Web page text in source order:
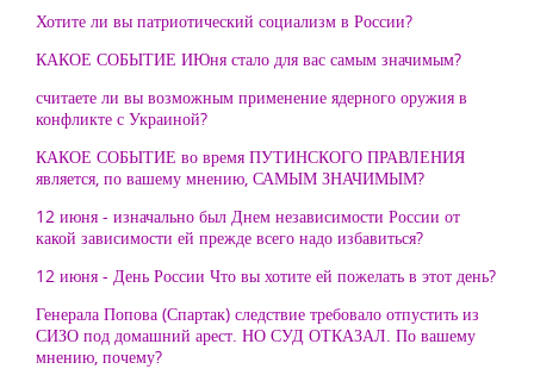
Хотите ли вы патриотический социализм в России?
КАКОЕ СОБЫТИЕ ИЮня стало для вас самым значимым?
считаете ли вы возможным применение ядерного оружия в
конфликте с Украиной?
КАКОЕ СОБЫТИЕ во время ПУТИНСКОГО ПРАВЛЕНИЯ
является, по вашему мнению, САМЫМ ЗНАЧИМЫМ?
12 июня - изначально был Днем независимости России от
какой зависимости ей прежде всего надо избавиться?
12 июня - День России Что вы хотите ей пожелать в этот день?
Генерала Попова (Спартак) следствие требовало отпустить из
СИЗО под домашний арест. НО СУД ОТКАЗАЛ. По вашему
мнению, почему?